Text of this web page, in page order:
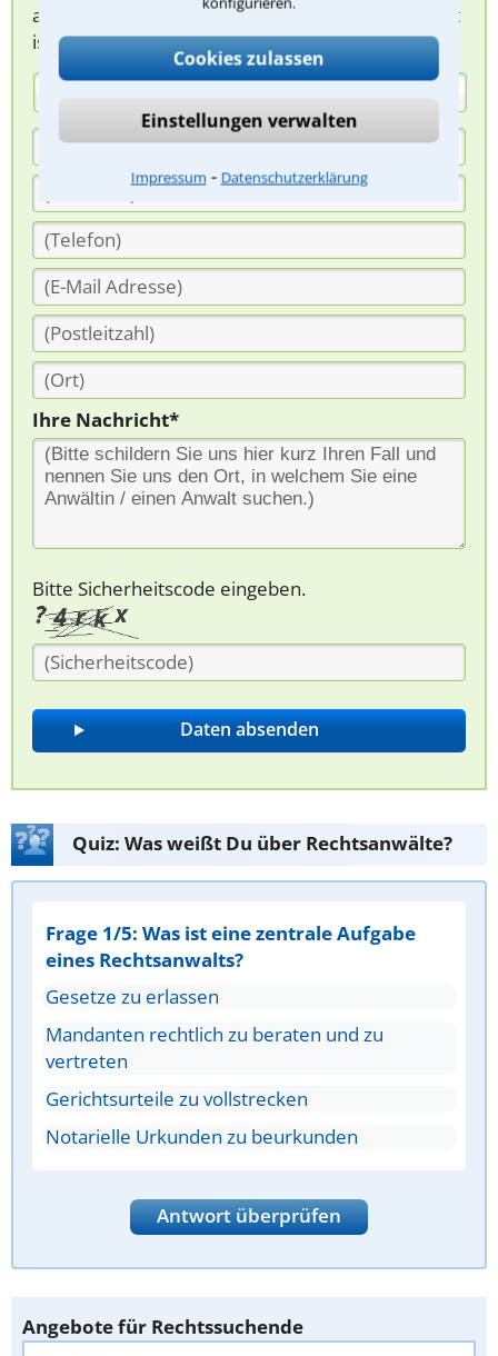
Cookies zulassen
Einstellungen verwalten
Impressum ⁃ Datenschutzerklärung
abzuklären. Die Rückmeldung durch einen Anwalt
ist für Sie kostenlos.
Ihre Nachricht*
Bitte Sicherheitscode eingeben.
Quiz: Was weißt Du über Rechtsanwälte?
Frage 1/5: Was ist eine zentrale Aufgabe
eines Rechtsanwalts?
Gesetze zu erlassen
Mandanten rechtlich zu beraten und zu
vertreten
Gerichtsurteile zu vollstrecken
Notarielle Urkunden zu beurkunden
Antwort überprüfen
Angebote für Rechtssuchende